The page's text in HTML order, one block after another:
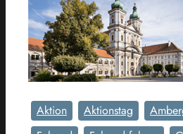
Aktion Aktionstag